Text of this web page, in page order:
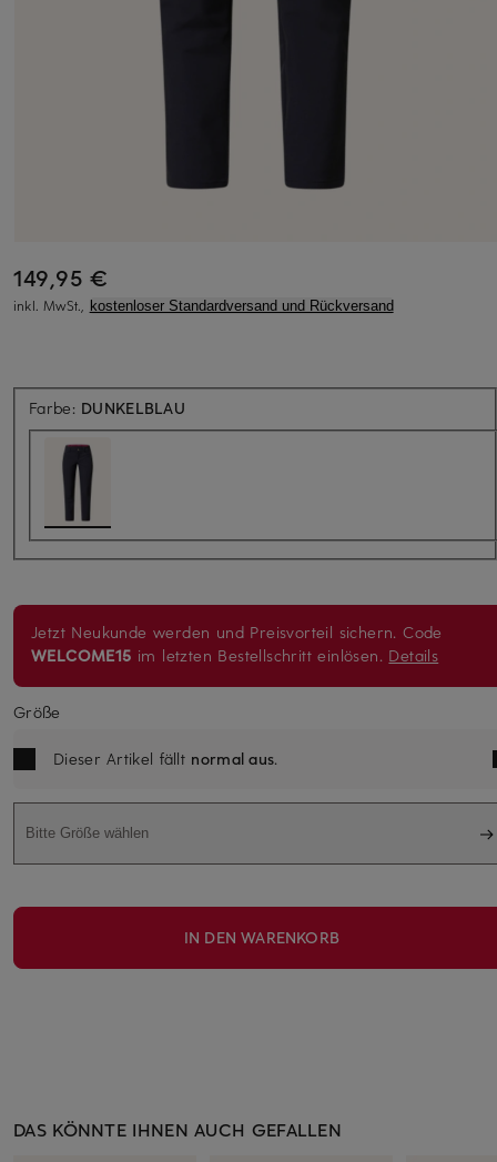
149,95 €
inkl. MwSt., kostenloser Standardversand und Rückversand
Farbe: DUNKELBLAU
Jetzt Neukunde werden und Preisvorteil sichern. Code
WELCOME15 im letzten Bestellschritt einlösen. Details
Größe
Dieser Artikel fällt normal aus.
Bitte Größe wählen
IN DEN WARENKORB
DAS KÖNNTE IHNEN AUCH GEFALLEN